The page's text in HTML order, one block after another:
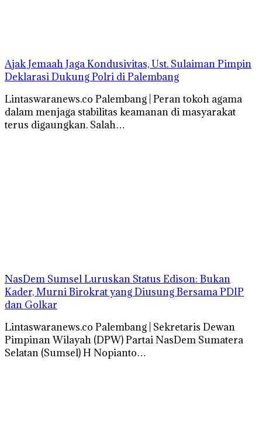
Ajak Jemaah Jaga Kondusivitas, Ust. Sulaiman Pimpin
Deklarasi Dukung Polri di Palembang
Lintaswaranews.co Palembang | Peran tokoh agama
dalam menjaga stabilitas keamanan di masyarakat
terus digaungkan. Salah…
NasDem Sumsel Luruskan Status Edison: Bukan
Kader, Murni Birokrat yang Diusung Bersama PDIP
dan Golkar
Lintaswaranews.co Palembang | Sekretaris Dewan
Pimpinan Wilayah (DPW) Partai NasDem Sumatera
Selatan (Sumsel) H Nopianto…